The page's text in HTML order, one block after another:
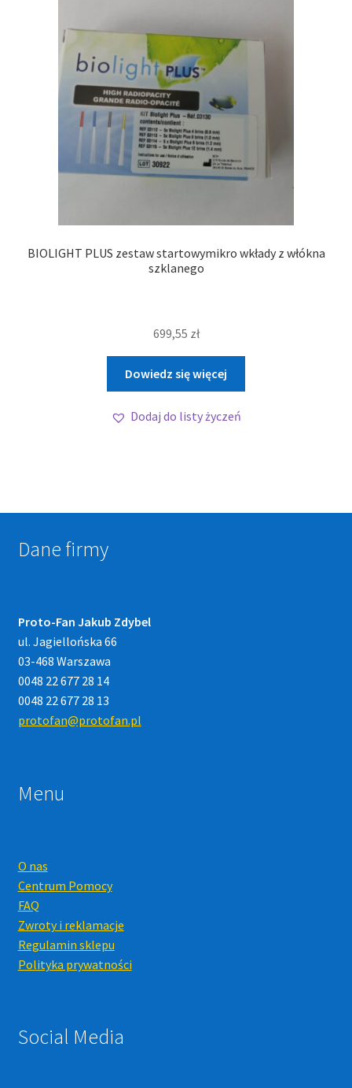
BIOLIGHT PLUS zestaw startowymikro wkłady z włókna
szklanego
699,55 zł
Dowiedz się więcej
Dodaj do listy życzeń
Dane firmy
Proto-Fan Jakub Zdybel
ul. Jagiellońska 66
03-468 Warszawa
0048 22 677 28 14
0048 22 677 28 13
protofan@protofan.pl
Menu
O nas
Centrum Pomocy
FAQ
Zwroty i reklamacje
Regulamin sklepu
Polityka prywatności
Social Media